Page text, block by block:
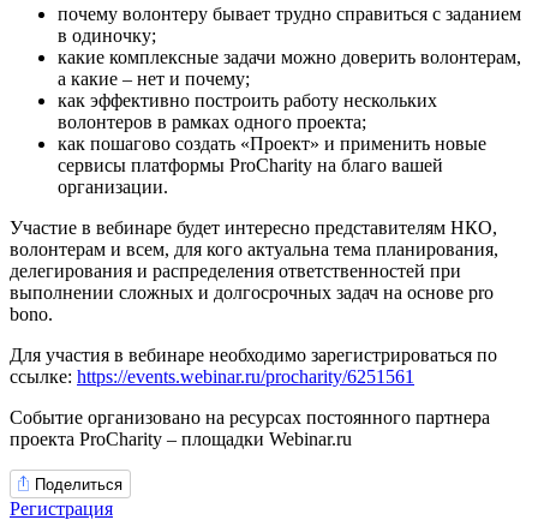
почему волонтеру бывает трудно справиться с заданием
в одиночку;
какие комплексные задачи можно доверить волонтерам,
а какие – нет и почему;
как эффективно построить работу нескольких
волонтеров в рамках одного проекта;
как пошагово создать «Проект» и применить новые
сервисы платформы ProCharity на благо вашей
организации.
Участие в вебинаре будет интересно представителям НКО,
волонтерам и всем, для кого актуальна тема планирования,
делегирования и распределения ответственностей при
выполнении сложных и долгосрочных задач на основе pro
bono.
Для участия в вебинаре необходимо зарегистрироваться по
ссылке: https://events.webinar.ru/procharity/6251561
Событие организовано на ресурсах постоянного партнера
проекта ProCharity – площадки Webinar.ru
Поделиться
Регистрация